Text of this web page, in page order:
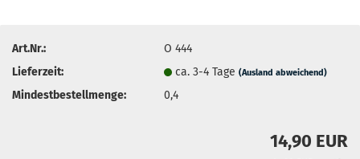
Art.Nr.:
O 444
Lieferzeit:
ca. 3-4 Tage(Ausland abweichend)
Mindestbestellmenge: 0,4
14,90 EUR